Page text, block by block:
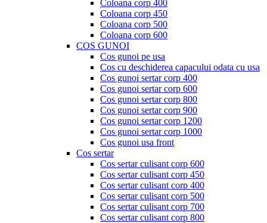
Coloana corp 400
Coloana corp 450
Coloana corp 500
Coloana corp 600
COS GUNOI
Cos gunoi pe usa
Cos cu deschiderea capacului odata cu usa
Cos gunoi sertar corp 400
Cos gunoi sertar corp 600
Cos gunoi sertar corp 800
Cos gunoi sertar corp 900
Cos gunoi sertar corp 1200
Cos gunoi sertar corp 1000
Cos gunoi usa front
Cos sertar
Cos sertar culisant corp 600
Cos sertar culisant corp 450
Cos sertar culisant corp 400
Cos sertar culisant corp 500
Cos sertar culisant corp 700
Cos sertar culisant corp 800